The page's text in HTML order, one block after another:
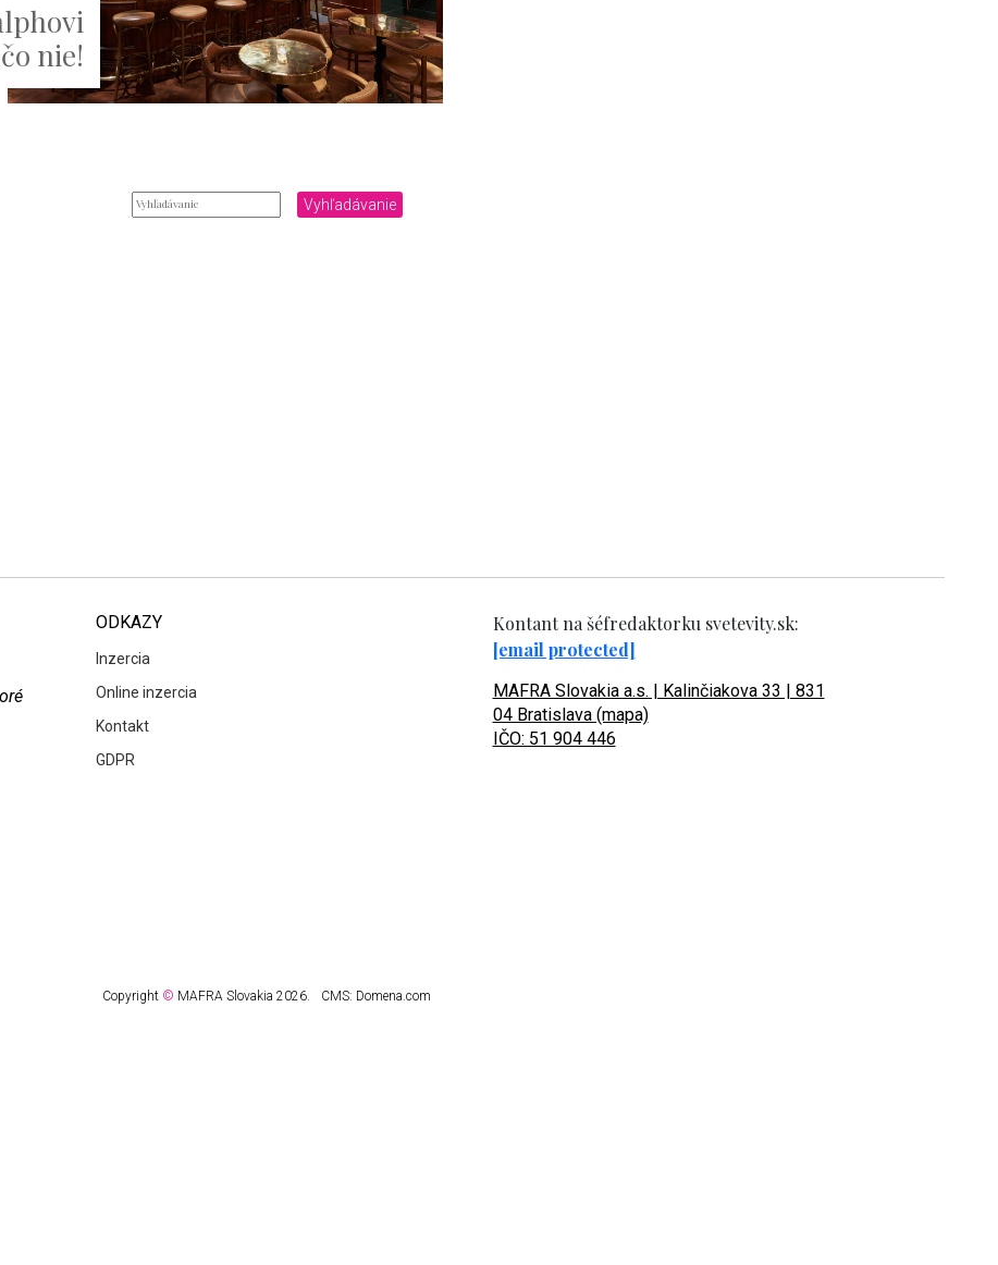
nie!
Vyhľadávanie
ODKAZY
Inzercia
Online inzercia
Kontakt
GDPR
Kontant na šéfredaktorku svetevity.sk:
[email protected]
MAFRA Slovakia a.s. | Kalinčiakova 33 | 831
04 Bratislava (mapa)
IČO: 51 904 446
Copyright © MAFRA Slovakia 2026. CMS: Domena.com